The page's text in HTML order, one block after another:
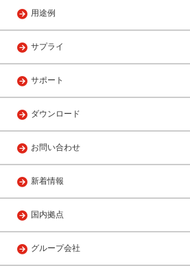
用途例
サプライ
サポート
ダウンロード
お問い合わせ
新着情報
国内拠点
グループ会社